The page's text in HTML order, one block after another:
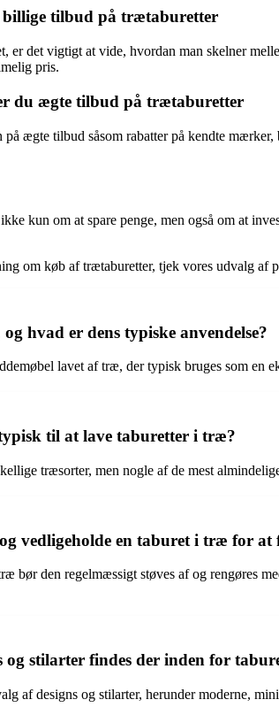
billige tilbud på trætaburetter
er det vigtigt at vide, hvordan man skelner
pris.
du ægte tilbud på trætaburetter
ægte tilbud såsom rabatter på kendte
kun om at spare penge, men også om at
om køb af trætaburetter, tjek vores udvalg af
hvad er dens typiske anvendelse?
lavet af træ, der typisk bruges som en
til at lave taburetter i træ?
træsorter, men nogle af de mest
vedligeholde en taburet i træ for at
bør den regelmæssigt støves af og rengøres
og stilarter findes der inden for
af designs og stilarter, herunder moderne,